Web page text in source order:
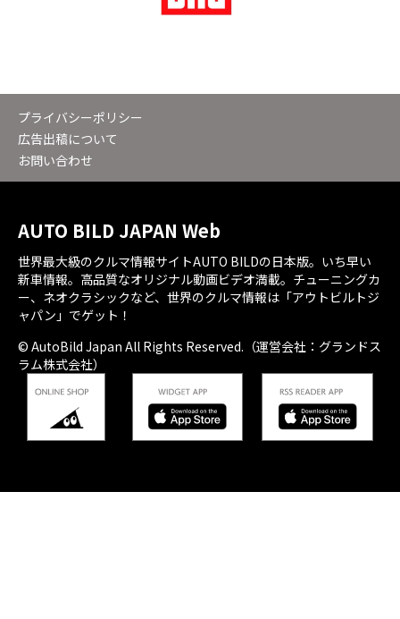
プライバシーポリシー
広告出稿について
お問い合わせ
AUTO BILD JAPAN Web
世界最大級のクルマ情報サイトAUTO BILDの日本版。いち早い
新車情報。高品質なオリジナル動画ビデオ満載。チューニングカ
ー、ネオクラシックなど、世界のクルマ情報は「アウトビルトジ
ャパン」でゲット！
© AutoBild Japan All Rights Reserved.（運営会社：グランドス
ラム株式会社）